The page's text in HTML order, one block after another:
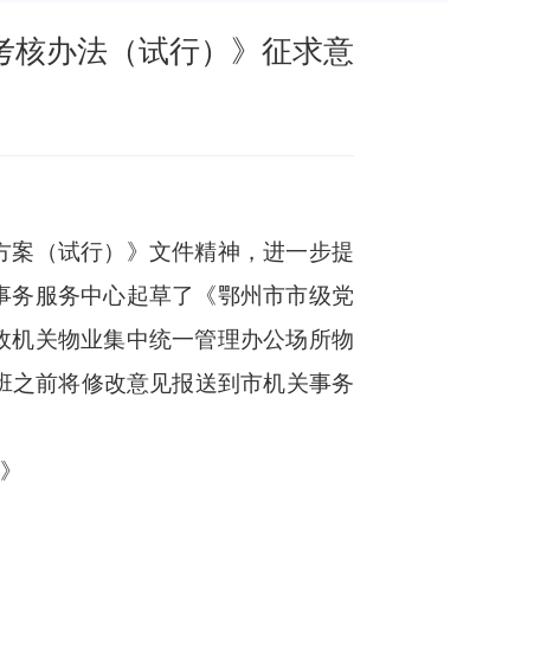
核办法（试行）》征求意
（试行）》文件精神，进一步提
服务中心起草了《鄂州市市级党
关物业集中统一管理办公场所物
之前将修改意见报送到市机关事务